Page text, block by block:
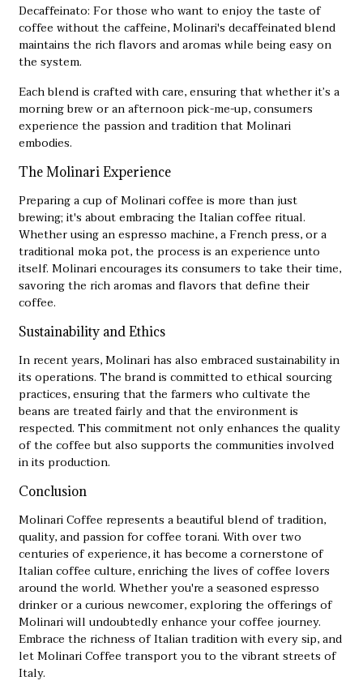
Decaffeinato: For those who want to enjoy the taste of
coffee without the caffeine, Molinari's decaffeinated blend
maintains the rich flavors and aromas while being easy on
the system.
Each blend is crafted with care, ensuring that whether it’s a
morning brew or an afternoon pick-me-up, consumers
experience the passion and tradition that Molinari
embodies.
The Molinari Experience
Preparing a cup of Molinari coffee is more than just
brewing; it's about embracing the Italian coffee ritual.
Whether using an espresso machine, a French press, or a
traditional moka pot, the process is an experience unto
itself. Molinari encourages its consumers to take their time,
savoring the rich aromas and flavors that define their
coffee.
Sustainability and Ethics
In recent years, Molinari has also embraced sustainability in
its operations. The brand is committed to ethical sourcing
practices, ensuring that the farmers who cultivate the
beans are treated fairly and that the environment is
respected. This commitment not only enhances the quality
of the coffee but also supports the communities involved
in its production.
Conclusion
Molinari Coffee represents a beautiful blend of tradition,
quality, and passion for coffee torani. With over two
centuries of experience, it has become a cornerstone of
Italian coffee culture, enriching the lives of coffee lovers
around the world. Whether you're a seasoned espresso
drinker or a curious newcomer, exploring the offerings of
Molinari will undoubtedly enhance your coffee journey.
Embrace the richness of Italian tradition with every sip, and
let Molinari Coffee transport you to the vibrant streets of
Italy.